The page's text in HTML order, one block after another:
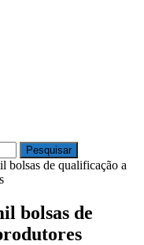
bolsas de qualificação a
bolsas de